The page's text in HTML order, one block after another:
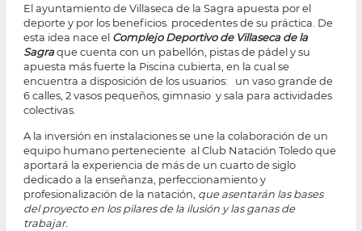
El ayuntamiento de Villaseca de la Sagra apuesta por el
deporte y por los beneficios procedentes de su práctica. De
esta idea nace el Complejo Deportivo de Villaseca de la
Sagraque cuenta con un pabellón, pistas de pádel y su
apuesta más fuerte la Piscina cubierta, en la cual se
encuentra a disposición de los usuarios: un vaso grande de
6 calles, 2 vasos pequeños, gimnasio y sala para actividades
colectivas.
A la inversión en instalaciones se une la colaboración de un
equipo humano perteneciente al Club Natación Toledo que
aportará la experiencia de más de un cuarto de siglo
dedicado a la enseñanza, perfeccionamiento y
profesionalización de la natación, que asentarán las bases
del proyecto en los pilares de la ilusión y las ganas de
trabajar.